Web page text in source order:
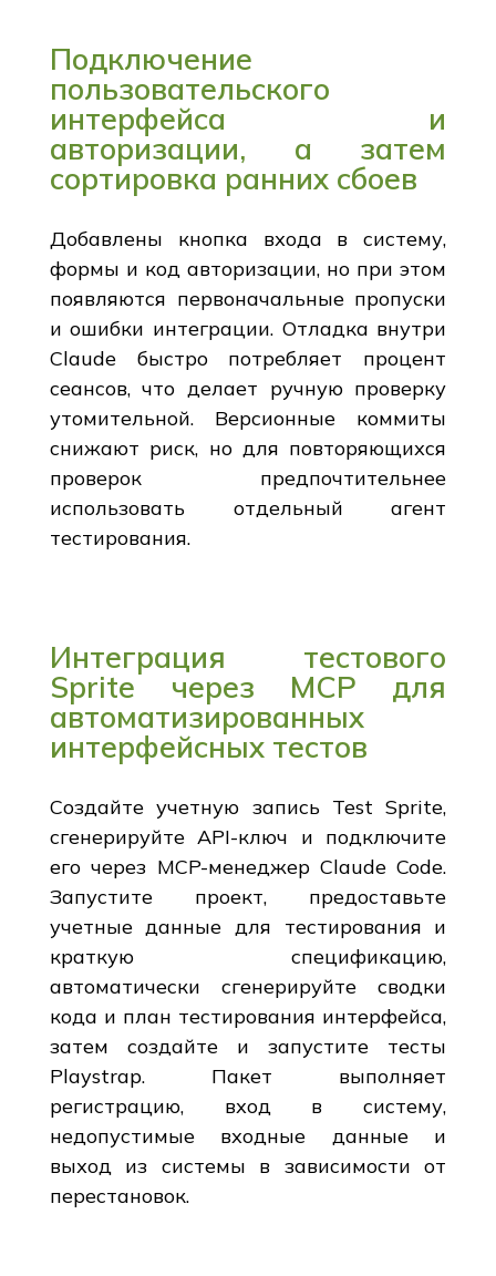
Подключение
пользовательского
интерфейса и
авторизации, а затем
сортировка ранних сбоев
Добавлены кнопка входа в систему,
формы и код авторизации, но при этом
появляются первоначальные пропуски
и ошибки интеграции. Отладка внутри
Claude быстро потребляет процент
сеансов, что делает ручную проверку
утомительной. Версионные коммиты
снижают риск, но для повторяющихся
проверок предпочтительнее
использовать отдельный агент
тестирования.
Интеграция тестового
Sprite через MCP для
автоматизированных
интерфейсных тестов
Создайте учетную запись Test Sprite,
сгенерируйте API-ключ и подключите
его через MCP-менеджер Claude Code.
Запустите проект, предоставьте
учетные данные для тестирования и
краткую спецификацию,
автоматически сгенерируйте сводки
кода и план тестирования интерфейса,
затем создайте и запустите тесты
Playstrap. Пакет выполняет
регистрацию, вход в систему,
недопустимые входные данные и
выход из системы в зависимости от
перестановок.